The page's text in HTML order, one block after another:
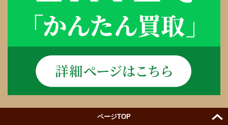
ページTOP